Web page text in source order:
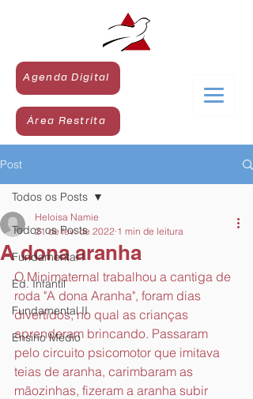
Agenda Digital
Área Restrita
Post
Todos os Posts
Fundamental I
Ed. Infantil
Fundamental II
Ensino Médio
Todos os Posts
A dona aranha
Heloisa Namie
21 de fev. de 2022 1 min de leitura
O Minimaternal trabalhou a cantiga de
roda "A dona Aranha", foram dias
divertidos, no qual as crianças
aprenderam brincando. Passaram
pelo circuito psicomotor que imitava
teias de aranha, carimbaram as
mãozinhas, fizeram a aranha subir